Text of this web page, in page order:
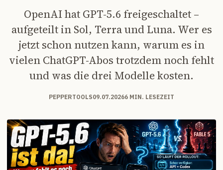
OpenAI hat GPT-5.6 freigeschaltet –
aufgeteilt in Sol, Terra und Luna. Wer es
jetzt schon nutzen kann, warum es in
vielen ChatGPT-Abos trotzdem noch fehlt
und was die drei Modelle kosten.
PEPPERTOOLS09.07.20266 MIN. LESEZEIT